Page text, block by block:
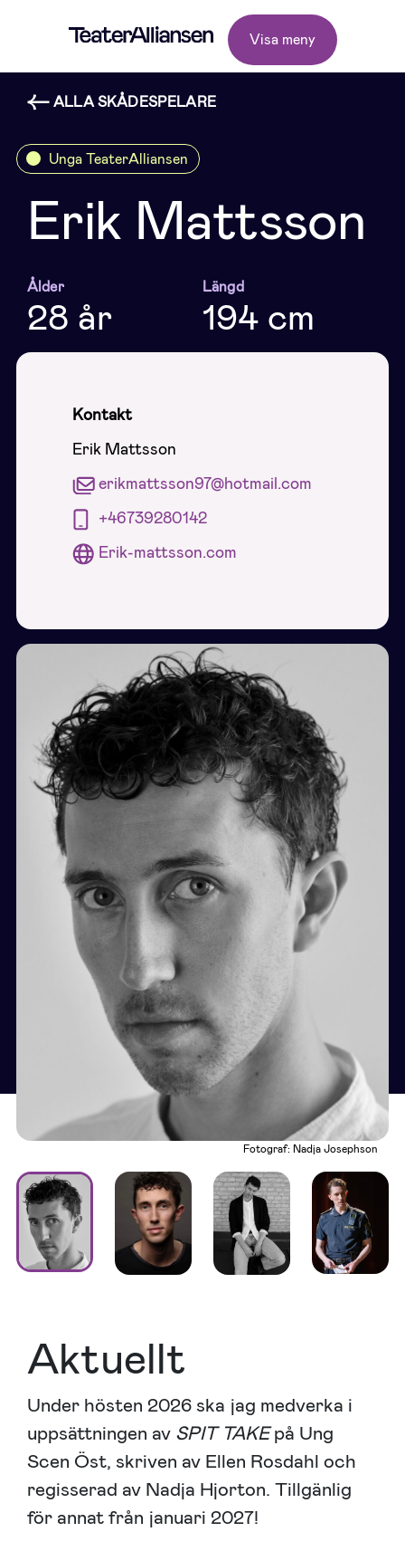
Visa meny
ALLA SKÅDESPELARE
Unga TeaterAlliansen
Erik Mattsson
Ålder
28 år
Längd
194 cm
Kontakt
Erik Mattsson
erikmattsson97@hotmail.com
+46739280142
Erik-mattsson.com
Fotograf: Nadja Josephson
Aktuellt
Under hösten 2026 ska jag medverka i
uppsättningen av SPIT TAKEpå Ung
Scen Öst, skriven av Ellen Rosdahl och
regisserad av Nadja Hjorton. Tillgänlig
för annat från januari 2027!